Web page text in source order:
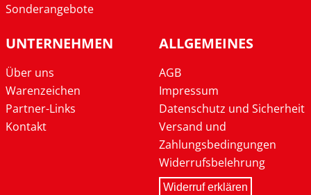
Sonderangebote
UNTERNEHMEN
Über uns
Warenzeichen
Partner-Links
Kontakt
ALLGEMEINES
AGB
Impressum
Datenschutz und Sicherheit
Versand und
Zahlungsbedingungen
Widerrufsbelehrung
Widerruf erklären